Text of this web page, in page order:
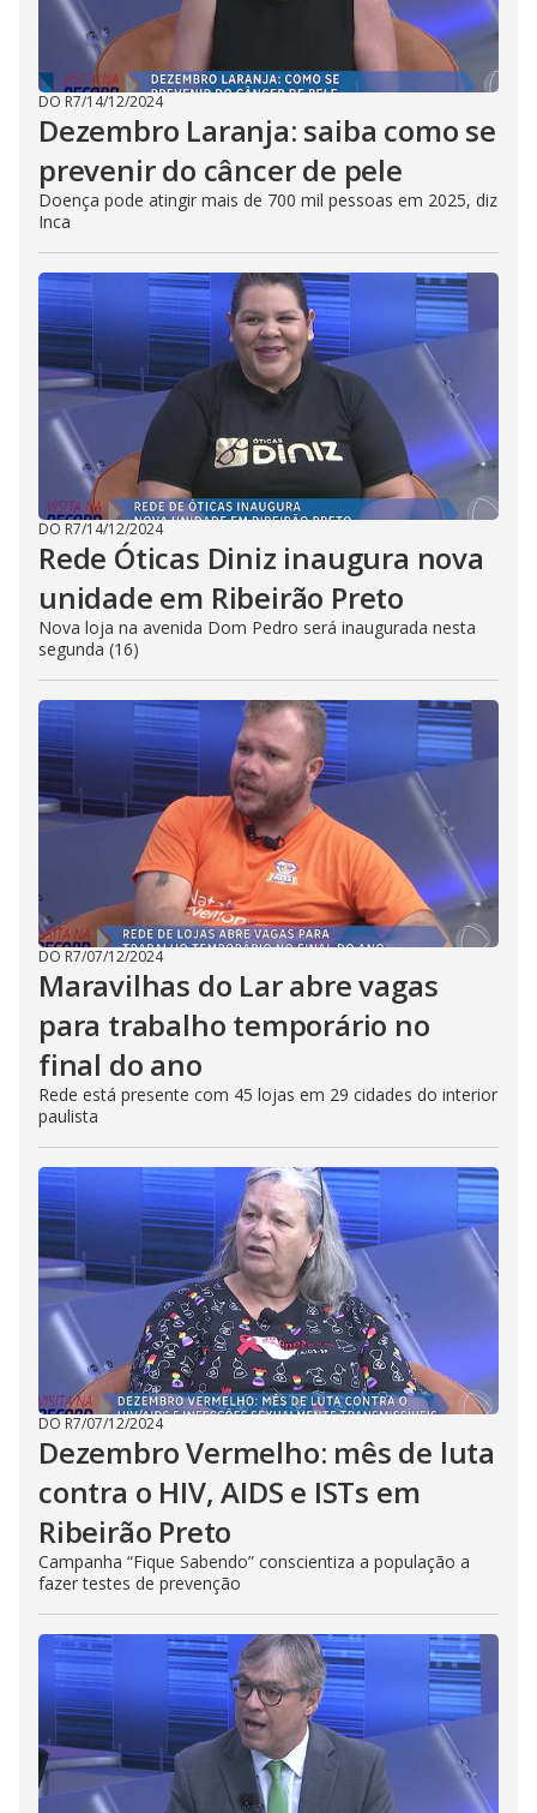
DO R7/14/12/2024
Dezembro Laranja: saiba como se
prevenir do câncer de pele
Doença pode atingir mais de 700 mil pessoas em 2025, diz
Inca
DO R7/14/12/2024
Rede Óticas Diniz inaugura nova
unidade em Ribeirão Preto
Nova loja na avenida Dom Pedro será inaugurada nesta
segunda (16)
DO R7/07/12/2024
Maravilhas do Lar abre vagas
para trabalho temporário no
final do ano
Rede está presente com 45 lojas em 29 cidades do interior
paulista
DO R7/07/12/2024
Dezembro Vermelho: mês de luta
contra o HIV, AIDS e ISTs em
Ribeirão Preto
Campanha “Fique Sabendo” conscientiza a população a
fazer testes de prevenção